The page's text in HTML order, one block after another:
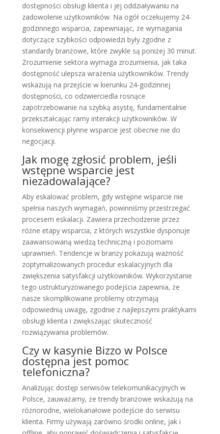
dostępności obsługi klienta i jej oddziaływaniu na
zadowolenie użytkowników. Na ogół oczekujemy 24-
godzinnego wsparcia, zapewniając, że wymagania
dotyczące szybkości odpowiedzi były zgodne z
standardy branżowe, które zwykle są poniżej 30 minut.
Zrozumienie sektora wymaga zrozumienia, jak taka
dostępność ulepsza wrażenia użytkowników. Trendy
wskazują na przejście w kierunku 24-godzinnej
dostępności, co odzwierciedla rosnące
zapotrzebowanie na szybką asystę, fundamentalnie
przekształcając ramy interakcji użytkowników. W
konsekwencji płynne wsparcie jest obecnie nie do
negocjacji.
Jak mogę zgłosić problem, jeśli
wstępne wsparcie jest
niezadowalające?
Aby eskalować problem, gdy wstępne wsparcie nie
spełnia naszych wymagań, powinniśmy przestrzegać
procesem eskalacji. Zawiera przechodzenie przez
różne etapy wsparcia, z których wszystkie dysponuje
zaawansowaną wiedzą techniczną i poziomami
uprawnień. Tendencje w branży pokazują ważność
zoptymalizowanych procedur eskalacyjnych dla
zwiększenia satysfakcji użytkowników. Wykorzystanie
tego ustrukturyzowanego podejścia zapewnia, że
nasze skomplikowane problemy otrzymają
odpowiednią uwagę, zgodnie z najlepszymi praktykami
obsługi klienta i zwiększając skuteczność
rozwiązywania problemów.
Czy w kasynie Bizzo w Polsce
dostępna jest pomoc
telefoniczna?
Analizując dostęp serwisów telekomunikacyjnych w
Polsce, zauważamy, że trendy branżowe wskazują na
różnorodne, wielokanałowe podejście do serwisu
klienta. Firmy używają zarówno środki online, jak i